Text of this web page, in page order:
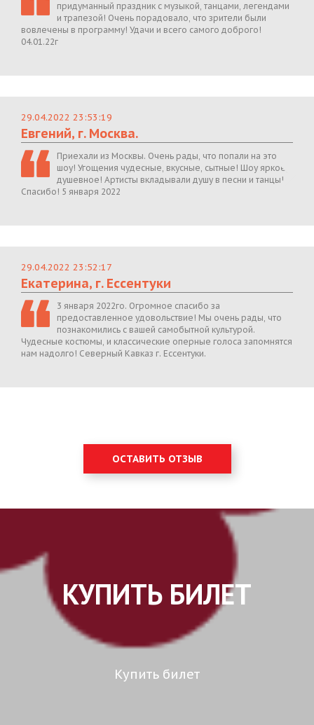
придуманный праздник с музыкой, танцами, легендами
и трапезой! Очень порадовало, что зрители были
вовлечены в программу! Удачи и всего самого доброго!
04.01.22г
29.04.2022 23:53:19
Евгений, г. Москва.
Приехали из Москвы. Очень рады, что попали на это
шоу! Угощения чудесные, вкусные, сытные! Шоу яркое,
душевное! Артисты вкладывали душу в песни и танцы!
Спасибо! 5 января 2022
29.04.2022 23:52:17
Екатерина, г. Ессентуки
3 января 2022го. Огромное спасибо за
предоставленное удовольствие! Мы очень рады, что
познакомились с вашей самобытной культурой.
Чудесные костюмы, и классические оперные голоса запомнятся
нам надолго! Северный Кавказ г. Ессентуки.
ОСТАВИТЬ ОТЗЫВ
КУПИТЬ БИЛЕТ
Купить билет